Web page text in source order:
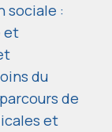
sociale :
et
du
de
et